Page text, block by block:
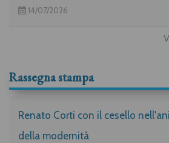
14/07/2026
Rassegna stampa
Renato Corti con il cesello
della modernità